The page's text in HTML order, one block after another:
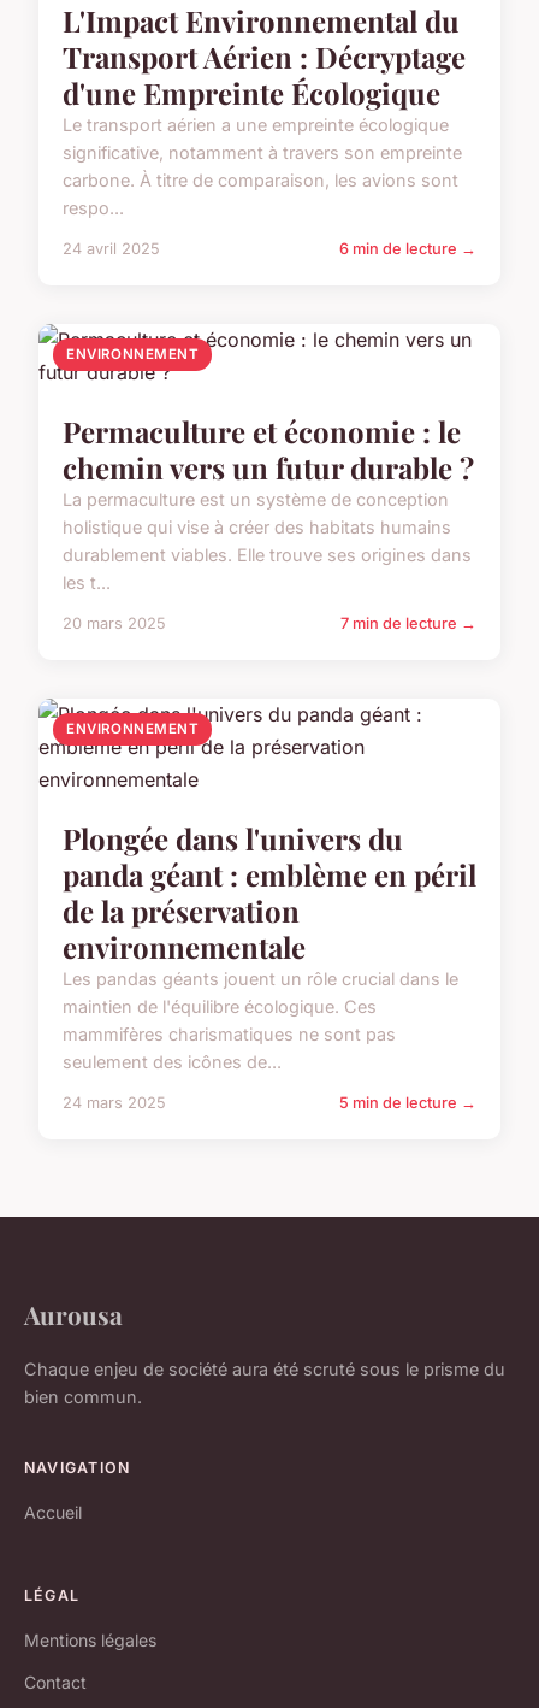
L'Impact Environnemental du
Transport Aérien : Décryptage
d'une Empreinte Écologique
Le transport aérien a une empreinte écologique
significative, notamment à travers son empreinte
carbone. À titre de comparaison, les avions sont
respo...
24 avril 2025 6 min de lecture →
ENVIRONNEMENT
Permaculture et économie : le
chemin vers un futur durable ?
La permaculture est un système de conception
holistique qui vise à créer des habitats humains
durablement viables. Elle trouve ses origines dans
les t...
20 mars 2025 7 min de lecture →
ENVIRONNEMENT
Plongée dans l'univers du
panda géant : emblème en péril
de la préservation
environnementale
Les pandas géants jouent un rôle crucial dans le
maintien de l'équilibre écologique. Ces
mammifères charismatiques ne sont pas
seulement des icônes de...
24 mars 2025 5 min de lecture →
Aurousa
Chaque enjeu de société aura été scruté sous le prisme du
bien commun.
NAVIGATION
Accueil
LÉGAL
Mentions légales
Contact